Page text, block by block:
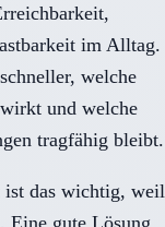
im Alltag.
welche
und welche
tragfähig bleibt.
ist das wichtig, weil
Eine gute Lösung